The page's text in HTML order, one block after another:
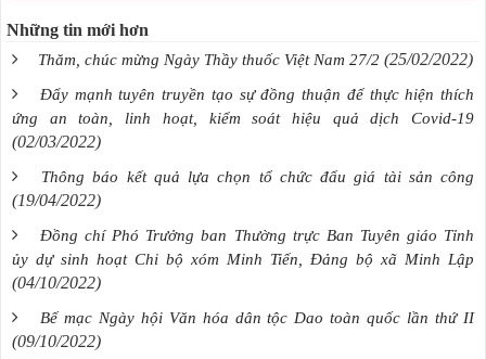
Những tin mới hơn
Thăm, chúc mừng Ngày Thầy thuốc Việt Nam 27/2 (25/02/2022)
Đẩy mạnh tuyên truyền tạo sự đồng thuận để thực hiện thích
ứng an toàn, linh hoạt, kiểm soát hiệu quả dịch Covid-19
(02/03/2022)
Thông báo kết quả lựa chọn tổ chức đấu giá tài sản công
(19/04/2022)
Đồng chí Phó Trưởng ban Thường trực Ban Tuyên giáo Tỉnh
ủy dự sinh hoạt Chi bộ xóm Minh Tiến, Đảng bộ xã Minh Lập
(04/10/2022)
Bế mạc Ngày hội Văn hóa dân tộc Dao toàn quốc lần thứ II
(09/10/2022)